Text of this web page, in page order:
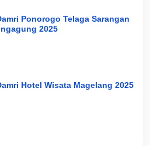
Ponorogo Telaga Sarangan
2025
Hotel Wisata Magelang 2025